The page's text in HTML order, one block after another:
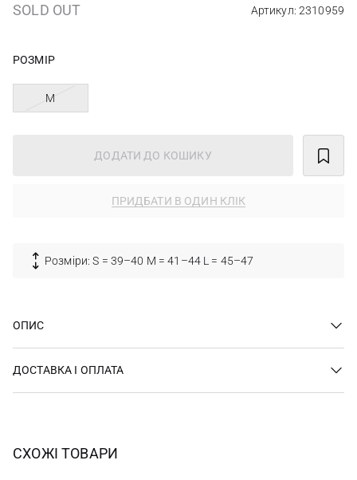
SOLD OUT Артикул: 2310959
РОЗМІР
M
ДОДАТИ ДО КОШИКУ
ПРИДБАТИ В ОДИН КЛІК
Розміри: S = 39–40 M = 41–44 L = 45–47
ОПИС
ДОСТАВКА І ОПЛАТА
СХОЖІ ТОВАРИ